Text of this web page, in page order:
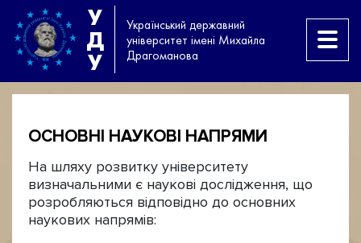
У
Д
У
Український державний
університет імені Михайла
Драгоманова
ОСНОВНІ НАУКОВІ НАПРЯМИ
На шляху розвитку університету
визначальними є наукові дослідження, що
розробляються відповідно до основних
наукових напрямів: